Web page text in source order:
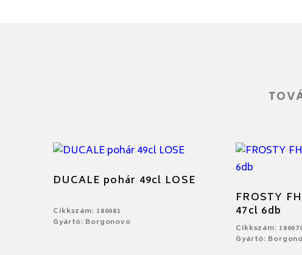
DUCALE pohár 49cl LOSE
Cikkszám: 186081
Gyártó: Borgonovo
FROSTY
47cl 6db
Cikkszám:
Gyártó: